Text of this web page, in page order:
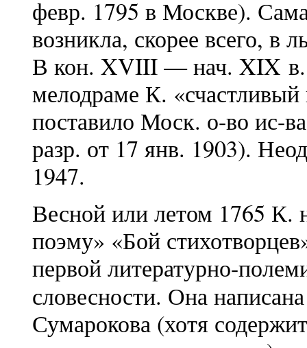
февр. 1795 в Москве).
возникла, скорее всего, в
В кон. XVIII — нач. XIX в.
мелодраме К.
поставило Моск. о-во ис-
разр. от 17 янв. 1903).
1947.
Весной или летом 1765 К.
поэму» «Бой
первой литературно-
словесности. Она
Сумарокова (хотя